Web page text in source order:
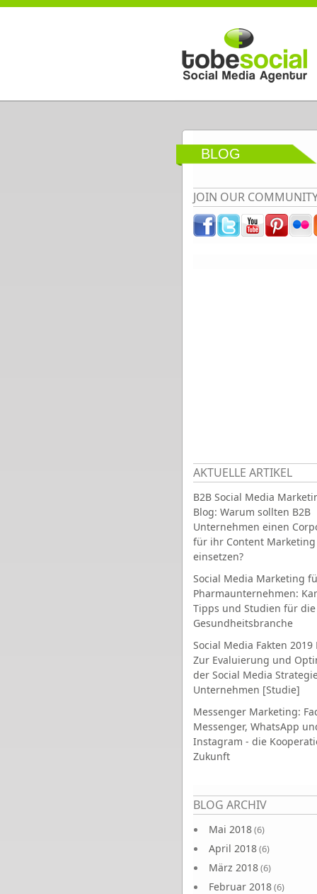
Direkt zum Inhalt
BLOG
JOIN OUR
AKTUELLE ARTIKEL
B2B Social Media
Blog: Warum sollten B2B
Unternehmen einen
für ihr Content Marketing
einsetzen?
Social Media Marketing
Pharmaunternehmen:
Tipps und Studien für die
Gesundheitsbranche
Social Media Fakten 2019
Zur Evaluierung und
der Social Media
Unternehmen [Studie]
Messenger Marketing:
Messenger, WhatsApp
Instagram - die
Zukunft
BLOG ARCHIV
Mai 2018(6)
April 2018(6)
März 2018(6)
Februar 2018(6)
Seiten